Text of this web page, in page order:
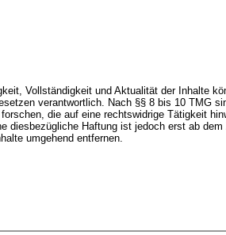
Vollständigkeit und Aktualität der Inhalte
verantwortlich. Nach §§ 8 bis 10 TMG
die auf eine rechtswidrige Tätigkeit
diesbezügliche Haftung ist jedoch erst ab
umgehend entfernen.